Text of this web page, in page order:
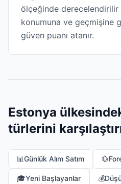
ölçeğinde
konumuna ve geçmişine
güven puanı atanır.
Estonya
türlerini
📊Günlük Alım Satım 💱
🎓Yeni Başlayanlar 💰